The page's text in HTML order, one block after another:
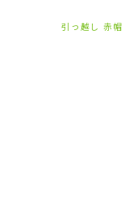
引っ越し 赤帽